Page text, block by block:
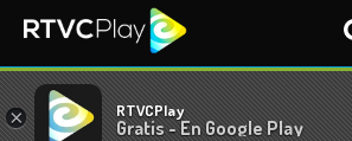
× RTVCPlay
Gratis - En Google Play